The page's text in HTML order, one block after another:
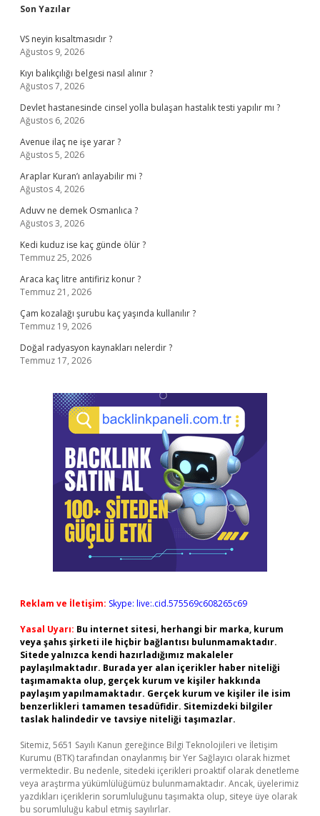
Sidebar
Son Yazılar
VS neyin kısaltmasıdır ?
Ağustos 9, 2026
Kıyı balıkçılığı belgesi nasıl alınır ?
Ağustos 7, 2026
Devlet hastanesinde cinsel yolla bulaşan hastalık testi yapılır mı ?
Ağustos 6, 2026
Avenue ilaç ne işe yarar ?
Ağustos 5, 2026
Araplar Kuran’ı anlayabilir mi ?
Ağustos 4, 2026
Aduvv ne demek Osmanlıca ?
Ağustos 3, 2026
Kedi kuduz ise kaç günde ölür ?
Temmuz 25, 2026
Araca kaç litre antifiriz konur ?
Temmuz 21, 2026
Çam kozalağı şurubu kaç yaşında kullanılır ?
Temmuz 19, 2026
Doğal radyasyon kaynakları nelerdir ?
Temmuz 17, 2026
Reklam ve İletişim: Skype: live:.cid.575569c608265c69
Yasal Uyarı: Bu internet sitesi, herhangi bir marka, kurum
veya şahıs şirketi ile hiçbir bağlantısı bulunmamaktadır.
Sitede yalnızca kendi hazırladığımız makaleler
paylaşılmaktadır. Burada yer alan içerikler haber niteliği
taşımamakta olup, gerçek kurum ve kişiler hakkında
paylaşım yapılmamaktadır. Gerçek kurum ve kişiler ile isim
benzerlikleri tamamen tesadüfidir. Sitemizdeki bilgiler
taslak halindedir ve tavsiye niteliği taşımazlar.
Sitemiz, 5651 Sayılı Kanun gereğince Bilgi Teknolojileri ve İletişim
Kurumu (BTK) tarafından onaylanmış bir Yer Sağlayıcı olarak hizmet
vermektedir. Bu nedenle, sitedeki içerikleri proaktif olarak denetleme
veya araştırma yükümlülüğümüz bulunmamaktadır. Ancak, üyelerimiz
yazdıkları içeriklerin sorumluluğunu taşımakta olup, siteye üye olarak
bu sorumluluğu kabul etmiş sayılırlar.